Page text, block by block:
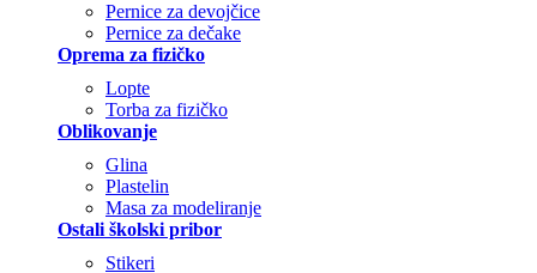
Pernice za devojčice
Pernice za dečake
Oprema za fizičko
Lopte
Torba za fizičko
Oblikovanje
Glina
Plastelin
Masa za modeliranje
Ostali školski pribor
Stikeri